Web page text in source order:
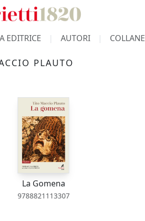
EDITRICE AUTORI COLLANE
PLAUTO
La Gomena
9788821113307